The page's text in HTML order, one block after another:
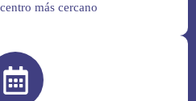
más cercano